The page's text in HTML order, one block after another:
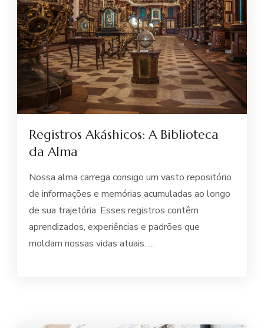
Registros Akáshicos: A Biblioteca
da Alma
Nossa alma carrega consigo um vasto repositório
de informações e memórias acumuladas ao longo
de sua trajetória. Esses registros contêm
aprendizados, experiências e padrões que
moldam nossas vidas atuais. …